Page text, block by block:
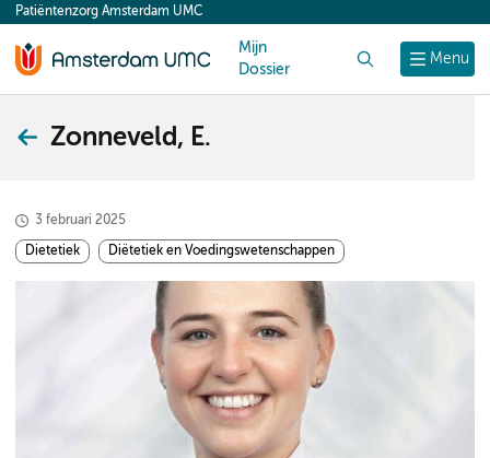
content
Menu
Patiëntenzorg Amsterdam UMC
Mijn
Dossier
Zonneveld, E.
3 februari 2025
Dietetiek Diëtetiek en Voedingswetenschappen